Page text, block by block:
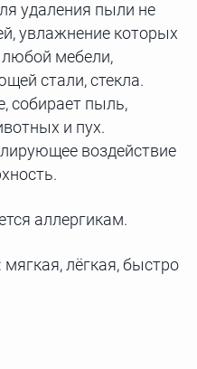
удаления пыли не
увлажнение которых
любой мебели,
стали, стекла.
собирает пыль,
и пух.
воздействие
аллергикам.
лёгкая, быстро